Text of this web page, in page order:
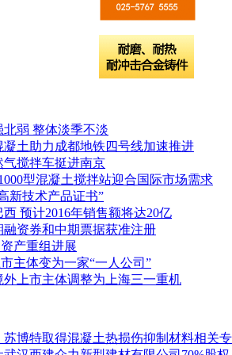
弱 整体淡季不淡
土助力成都地铁四号线加速推进
搅拌车挺进南京
型混凝土搅拌站迎合国际市场需求
新技术产品证书”
预计2016年销售额将达20亿
资券和中期票据获准注册
产重组进展
主体变为一家“一人公司”
外上市主体调整为上海三一重机
博特取得混凝土热损伤抑制材料相关